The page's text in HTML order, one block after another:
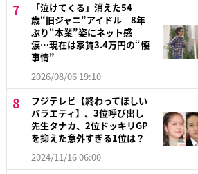
「泣けてくる」消えた54
歳“旧ジャニ”アイドル 8年
ぶり“本業”姿にネット感
涙…現在は家賃3.4万円の“懐
事情”
2026/08/06 19:10
フジテレビ【終わってほしい
バラエティ】、3位呼び出し
先生タナカ、2位ドッキリGP
を抑えた意外すぎる1位は？
2024/11/16 06:00